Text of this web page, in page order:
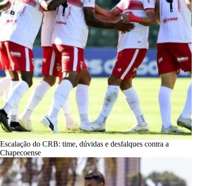
Escalação do CRB: time, dúvidas e desfalques contra a
Chapecoense